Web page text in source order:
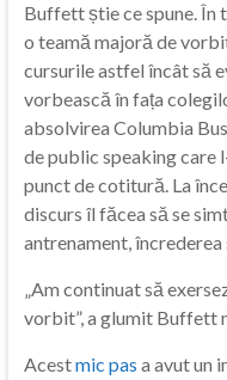
Buffett știe ce spune. În
o teamă majoră de
cursurile astfel încât să
vorbească în fața
absolvirea Columbia
de public speaking care
punct de cotitură. La
discurs îl făcea să se
antrenament,
„Am continuat să
vorbit”, a glumit Buffett
Acestmic pas a avut un